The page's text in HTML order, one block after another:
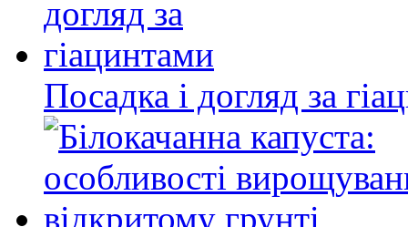
Посадка і догляд за